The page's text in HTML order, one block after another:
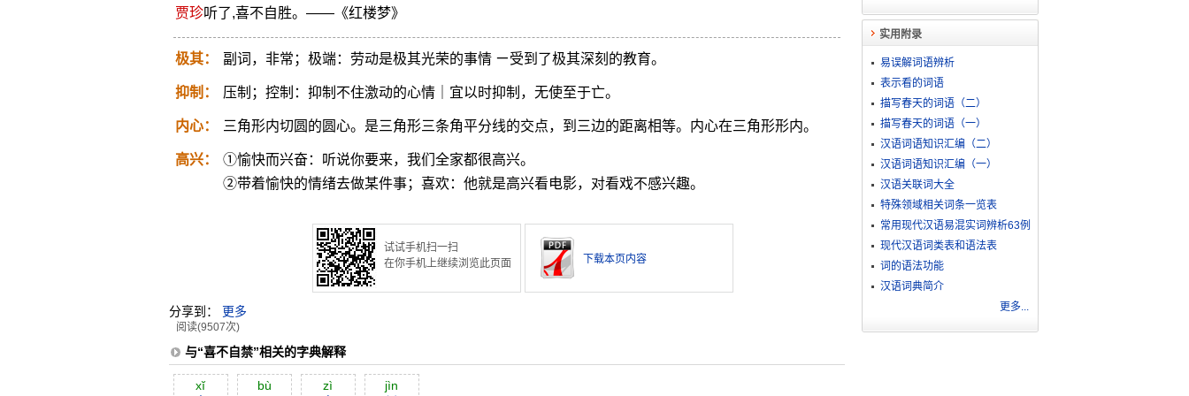
贾珍听了,喜不自胜。——《红楼梦》
极其： 副词，非常；极端：劳动是极其光荣的事情 ㄧ受到了极其深刻的教育。
抑制： 压制；控制：抑制不住激动的心情｜宜以时抑制，无使至于亡。
内心： 三角形内切圆的圆心。是三角形三条角平分线的交点，到三边的距离相等。内心在三角形形内。
高兴：
①愉快而兴奋：听说你要来，我们全家都很高兴。
②带着愉快的情绪去做某件事；喜欢：他就是高兴看电影，对看戏不感兴趣。
试试手机扫一扫
在你手机上继续浏览此页面
下载本页内容
分享到： 更多
阅读(9507次)
与“喜不自禁”相关的字典解释
xĭ bù zì jìn
实用附录
易误解词语辨析
表示看的词语
描写春天的词语（二）
描写春天的词语（一）
汉语词语知识汇编（二）
汉语词语知识汇编（一）
汉语关联词大全
特殊领域相关词条一览表
常用现代汉语易混实词辨析63例
现代汉语词类表和语法表
词的语法功能
汉语词典简介
更多...